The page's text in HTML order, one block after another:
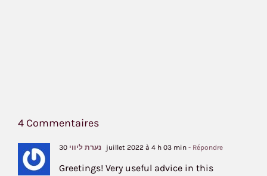
4 Commentaires
נערת ליווי 30 juillet 2022 à 4 h 03 min - Répondre
Greetings! Very useful advice in this